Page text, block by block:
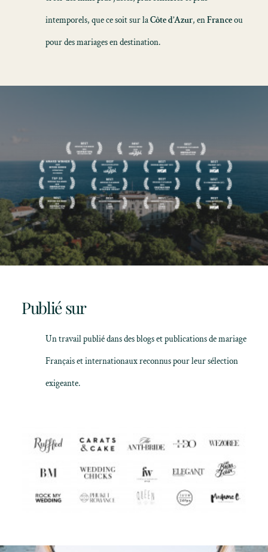
intemporels, que ce soit sur laCôte d’Azur, enFranceou
pour des mariages en destination.
Publié sur
Un travail publié dans des blogs et publications de mariage
Français et internationaux reconnus pour leur sélection
exigeante.